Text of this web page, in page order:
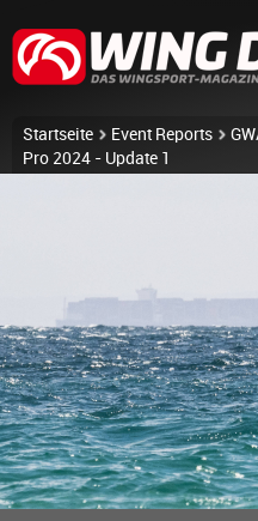
Startseite Event Reports
Pro 2024 - Update 1